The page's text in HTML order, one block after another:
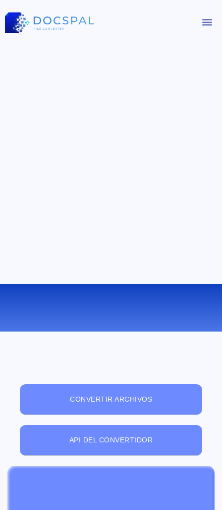
CONVERTIR ARCHIVOS
API DEL CONVERTIDOR